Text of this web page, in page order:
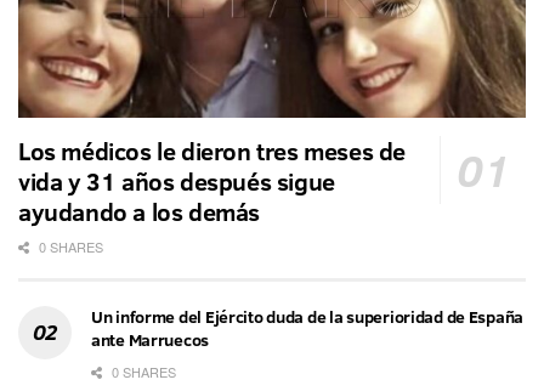
Los médicos le dieron tres meses de
vida y 31 años después sigue
ayudando a los demás
0 SHARES
Un informe del Ejército duda de la superioridad de España
ante Marruecos
0 SHARES